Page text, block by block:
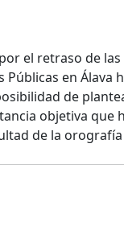
el retraso de
en Álava
de
objetiva que
de la